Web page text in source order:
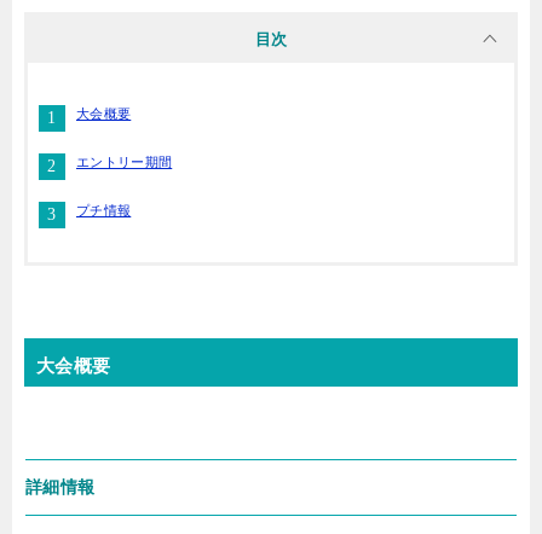
目次
大会概要
エントリー期間
プチ情報
大会概要
詳細情報